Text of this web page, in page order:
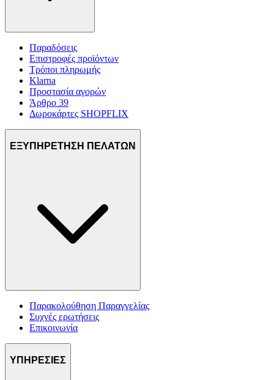
Παραδόσεις
Επιστροφές προϊόντων
Τρόποι πληρωμής
Klarna
Προστασία αγορών
Άρθρο 39
Δωροκάρτες SHOPFLIX
ΕΞΥΠΗΡΕΤΗΣΗ ΠΕΛΑΤΩΝ
Παρακολούθηση Παραγγελίας
Συχνές ερωτήσεις
Επικοινωνία
ΥΠΗΡΕΣΙΕΣ